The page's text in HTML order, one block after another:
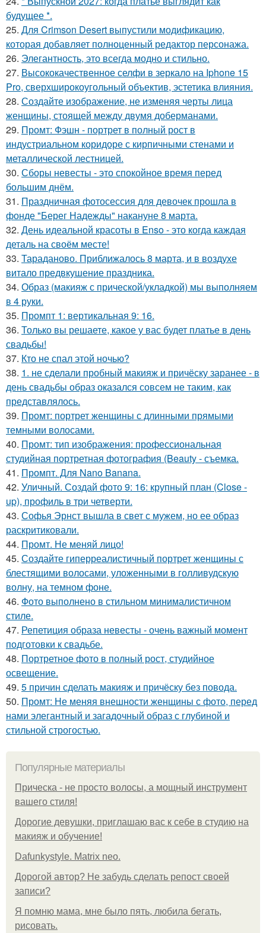
будущее *.
25. Для Crimson Desert выпустили модификацию,
которая добавляет полноценный редактор персонажа.
26. Элегантность, это всегда модно и стильно.
27. Высококачественное селфи в зеркало на Iphone 15
Pro, сверхширокоугольный объектив, эстетика влияния.
28. Создайте изображение, не изменяя черты лица
женщины, стоящей между двумя доберманами.
29. Промт: Фэшн - портрет в полный рост в
индустриальном коридоре с кирпичными стенами и
металлической лестницей.
30. Сборы невесты - это спокойное время перед
большим днём.
31. Праздничная фотосессия для девочек прошла в
фонде "Берег Надежды" накануне 8 марта.
32. День идеальной красоты в Enso - это когда каждая
деталь на своём месте!
33. Тараданово. Приближалось 8 марта, и в воздухе
витало предвкушение праздника.
34. Образ (макияж с прической/укладкой) мы выполняем
в 4 руки.
35. Промпт 1: вертикальная 9: 16.
36. Только вы решаете, какое у вас будет платье в день
свадьбы!
37. Кто не спал этой ночью?
38. 1. не сделали пробный макияж и причёску заранее - в
день свадьбы образ оказался совсем не таким, как
представлялось.
39. Промт: портрет женщины с длинными прямыми
темными волосами.
40. Промт: тип изображения: профессиональная
студийная портретная фотография (Beauty - съемка.
41. Промпт. Для Nano Banana.
42. Уличный. Создай фото 9: 16: крупный план (Close -
up), профиль в три четверти.
43. Софья Эрнст вышла в свет с мужем, но ее образ
раскритиковали.
44. Промт. Не меняй лицо!
45. Создайте гиперреалистичный портрет женщины с
блестящими волосами, уложенными в голливудскую
волну, на темном фоне.
46. Фото выполнено в стильном минималистичном
стиле.
47. Репетиция образа невесты - очень важный момент
подготовки к свадьбе.
48. Портретное фото в полный рост, студийное
освещение.
49. 5 причин сделать макияж и причёску без повода.
50. Промт: Не меняя внешности женщины с фото, перед
нами элегантный и загадочный образ с глубиной и
стильной строгостью.
Популярные материалы
Прическа - не просто волосы, а мощный инструмент
вашего стиля!
Дорогие девушки, приглашаю вас к себе в студию на
макияж и обучение!
Dafunkystyle. Matrix neo.
Дорогой автор? Не забудь сделать репост своей
записи?
Я помню мама, мне было пять, любила бегать,
рисовать.